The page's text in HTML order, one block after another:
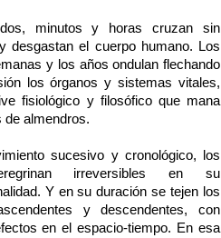
minutos y horas cruzan sin
desgastan el cuerpo humano. Los
y los años ondulan flechando
los órganos y sistemas vitales,
fisiológico y filosófico que mana
de almendros.
sucesivo y cronológico, los
irreversibles en su
Y en su duración se tejen los
y descendentes, con
en el espacio-tiempo. En esa